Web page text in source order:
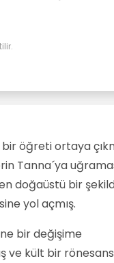
öğreti ortaya
Tanna´ya
doğaüstü bir
yol açmış.
bir değişime
ve kült bir rönesans